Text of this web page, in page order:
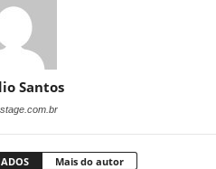
Santos
Mais do autor